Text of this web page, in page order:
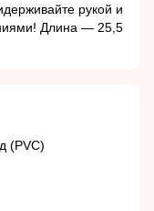
рукой и
Длина ― 25,5
(PVC)